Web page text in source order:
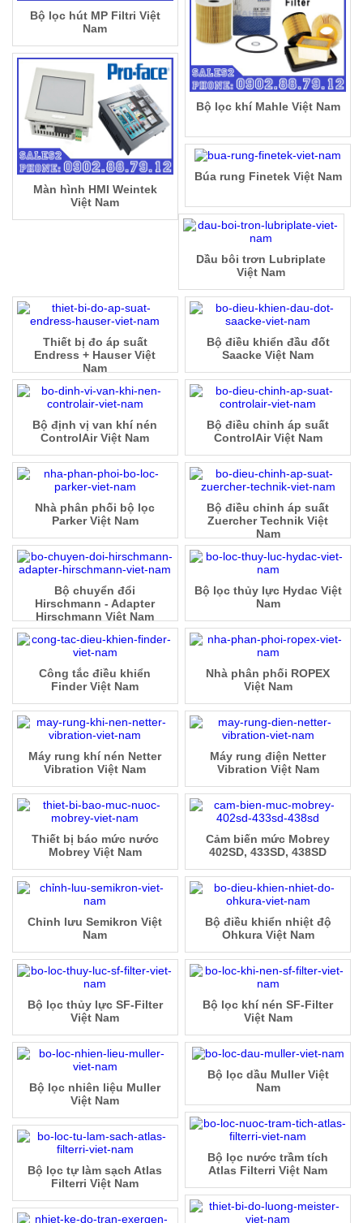
Bộ lọc hút MP Filtri Việt
Nam
Bộ lọc khí Mahle Việt Nam
Màn hình HMI Weintek
Việt Nam
Búa rung Finetek Việt Nam
Dầu bôi trơn Lubriplate
Việt Nam
Bộ điều khiển đầu đốt
Saacke Việt Nam
Thiết bị đo áp suất
Endress + Hauser Việt
Nam
Bộ điều chỉnh áp suất
ControlAir Việt Nam
Bộ định vị van khí nén
ControlAir Việt Nam
Bộ điều chỉnh áp suất
Zuercher Technik Việt
Nam
Nhà phân phối bộ lọc
Parker Việt Nam
Bộ lọc thủy lực Hydac Việt
Nam
Bộ chuyển đổi
Hirschmann - Adapter
Hirschmann Việt Nam
Nhà phân phối ROPEX
Việt Nam
Công tắc điều khiển
Finder Việt Nam
Máy rung điện Netter
Vibration Việt Nam
Máy rung khí nén Netter
Vibration Việt Nam
Cảm biến mức Mobrey
402SD, 433SD, 438SD
Thiết bị báo mức nước
Mobrey Việt Nam
Bộ điều khiển nhiệt độ
Ohkura Việt Nam
Chỉnh lưu Semikron Việt
Nam
Bộ lọc khí nén SF-Filter
Việt Nam
Bộ lọc thủy lực SF-Filter
Việt Nam
Bộ lọc dầu Muller Việt
Nam
Bộ lọc nhiên liệu Muller
Việt Nam
Bộ lọc nước trầm tích
Atlas Filterri Việt Nam
Bộ lọc tự làm sạch Atlas
Filterri Việt Nam